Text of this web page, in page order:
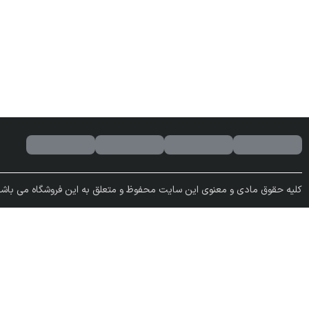
کلیه حقوق مادی و معنوی این سایت محفوظ و متعلق به این فروشگاه می